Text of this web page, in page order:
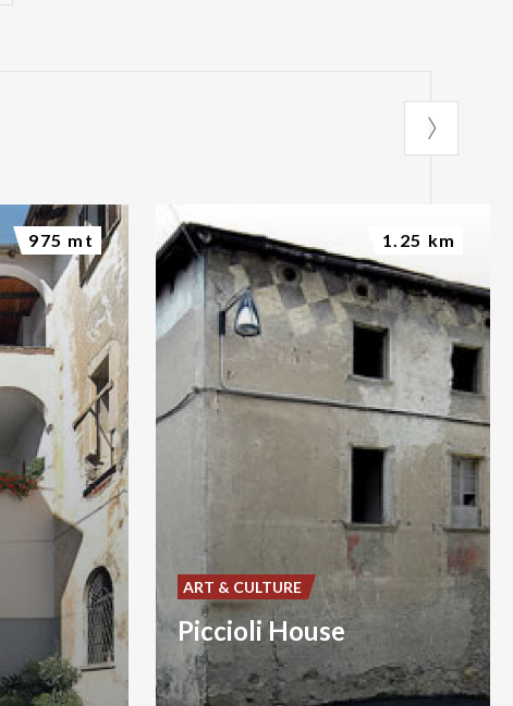
975 mt
Piccioli House
ART & CULTURE
1.25 km